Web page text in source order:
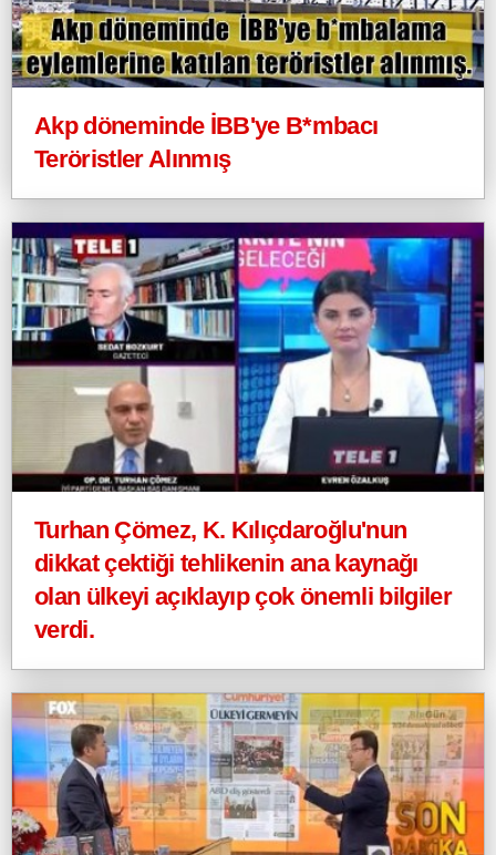
Akp döneminde İBB'ye B*mbacı
Teröristler Alınmış
Turhan Çömez, K. Kılıçdaroğlu'nun
dikkat çektiği tehlikenin ana kaynağı
olan ülkeyi açıklayıp çok önemli bilgiler
verdi.